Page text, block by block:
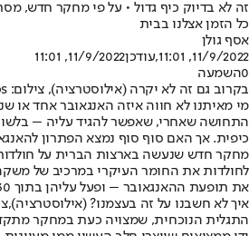
זה לא בדיוק כיף גדול • על פי מחקר חדש,
כל הזמן אצלנו בבית
אסף גולן
11/9/2022, 11:01
,עודכן11/9/2022, 11:01
0השמעה
בקרוב גם זה לא יקרה (אילוסטרציה), צילום: Thinkstock Photos
מי מאיתנו לא חווה איזה האנגאובר אחד או
התחושה שאחרי, שאפשר להגיד עליה –
כיפית. אך האם סוף סוף נמצא הפתרון
מחקר חדש שנעשה בארצות הברית על
לחולדות את החומר העיקרי במרכיב של
את תופעת ההאנגאובר – ופעל עליהן בתוך 30 דקות.
איך לא חשבנו על זה בעצמנו?
התגלית הנוכחית, שמצויה כעת במחקר